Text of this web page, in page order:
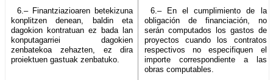
6.– Finantziazioaren betekizuna
konplitzen denean, baldin eta
dagokion kontratuan ez bada lan
konputagarriei dagokien
zenbatekoa zehazten, ez dira
proiektuen gastuak zenbatuko.
6.– En el cumplimiento de la
obligación de financiación, no
serán computados los gastos de
proyectos cuando los contratos
respectivos no especifiquen el
importe correspondiente a las
obras computables.